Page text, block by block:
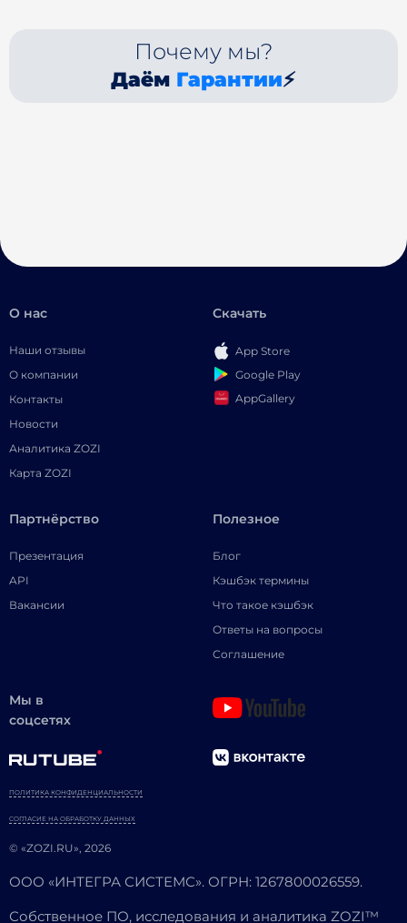
Почему мы?
Даём Гарантии⚡
О нас
Наши отзывы
О компании
Контакты
Новости
Аналитика ZOZI
Карта ZOZI
Скачать
App Store
Google Play
AppGallery
Партнёрство
Презентация
API
Вакансии
Полезное
Блог
Кэшбэк термины
Что такое кэшбэк
Ответы на вопросы
Соглашение
Мы в
соцсетях
© «ZOZI.RU», 2026
ПОЛИТИКА КОНФИДЕНЦИАЛЬНОСТИ
СОГЛАСИЕ НА ОБРАБОТКУ ДАННЫХ
ООО «ИНТЕГРА СИСТЕМС». ОГРН: 1267800026559.
Собственное ПО, исследования и аналитика ZOZI™